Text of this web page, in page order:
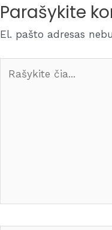
Parašykite
El. pašto adresas
čia...